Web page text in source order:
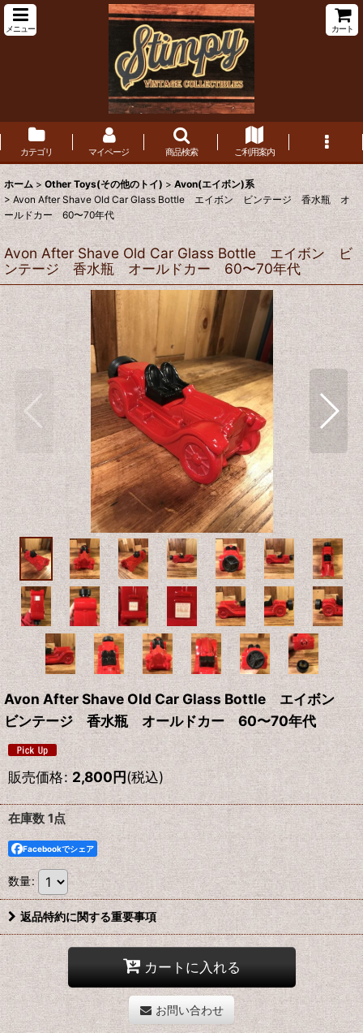
メニュー カート
カテゴリ マイページ 商品検索 ご利用案内
ホーム > Other Toys(その他のトイ) > Avon(エイボン)系
> Avon After Shave Old Car Glass Bottle エイボン ビンテージ 香水瓶 オ
ールドカー 60〜70年代
Avon After Shave Old Car Glass Bottle エイボン ビ
ンテージ 香水瓶 オールドカー 60〜70年代
Avon After Shave Old Car Glass Bottle エイボン
ビンテージ 香水瓶 オールドカー 60〜70年代
販売価格: 2,800円(税込)
在庫数 1点
Facebookでシェア
数量:
返品特約に関する重要事項
カートに入れる
お問い合わせ